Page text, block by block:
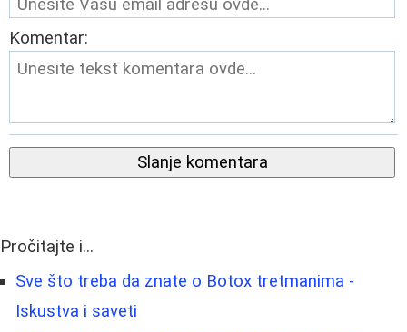
Komentar:
Slanje komentara
Pročitajte i...
Sve što treba da znate o Botox tretmanima -
Iskustva i saveti